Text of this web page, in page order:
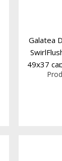
Galatea
49x37